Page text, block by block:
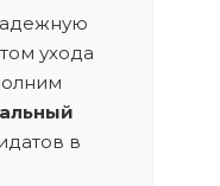
ухода
в